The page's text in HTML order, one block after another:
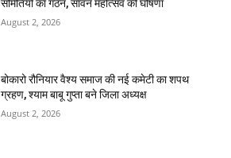
समितियों का गठन, सावन महोत्सव की घोषणा
August 2, 2026
बोकारो रौनियार वैश्य समाज की नई कमेटी का शपथ
ग्रहण, श्याम बाबू गुप्ता बने जिला अध्यक्ष
August 2, 2026